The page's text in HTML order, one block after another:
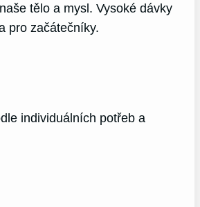
tělo a mysl. Vysoké dávky
pro začátečníky.
individuálních potřeb a